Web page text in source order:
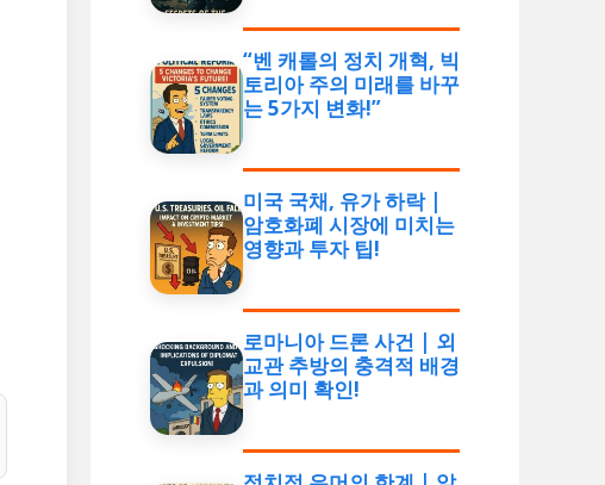
“벤 캐롤의 정치 개혁, 빅
토리아 주의 미래를 바꾸
는 5가지 변화!”
미국 국채, 유가 하락 |
암호화폐 시장에 미치는
영향과 투자 팁!
로마니아 드론 사건 | 외
교관 추방의 충격적 배경
과 의미 확인!